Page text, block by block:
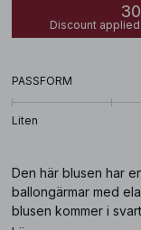
Discount
PASSFORM
Liten
Den här blusen har
ballongärmar med
blusen kommer i